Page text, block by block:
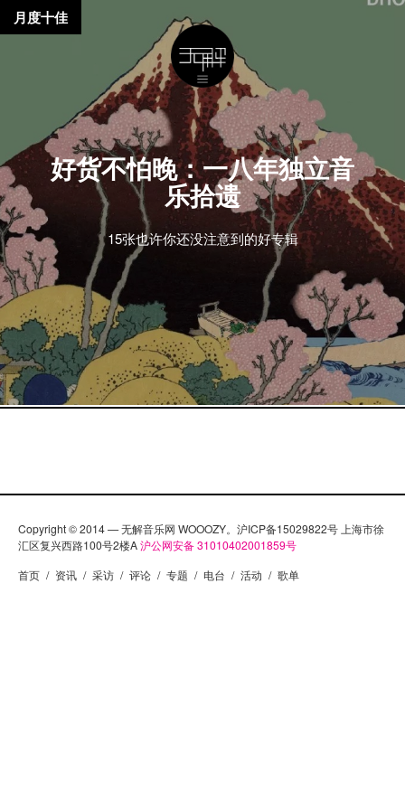
好货不怕晚：一八年独立音
乐拾遗
15张也许你还没注意到的好专辑
月度十佳
Copyright © 2014 — 无解音乐网 WOOOZY。沪ICP备15029822号 上海市徐
汇区复兴西路100号2楼A沪公网安备 31010402001859号
首页 / 资讯 / 采访 / 评论 / 专题 / 电台 / 活动 / 歌单